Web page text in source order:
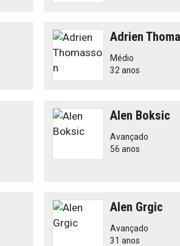
Adrien
Médio
32 anos
Alen Boksic
Avançado
56 anos
Alen Grgic
Avançado
31 anos